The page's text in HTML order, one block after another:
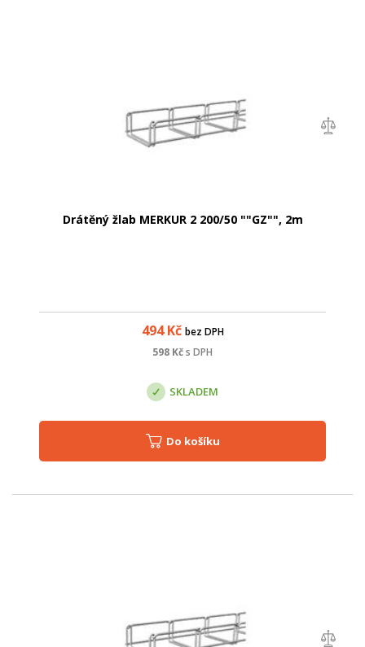
Drátěný žlab MERKUR 2 200/50 ""GZ"", 2m
494Kč bez DPH
598 Kčs DPH
SKLADEM
Do košíku